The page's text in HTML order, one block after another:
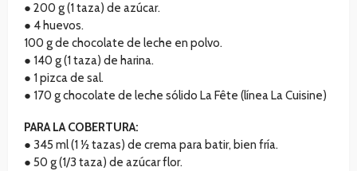
● 200 g (1 taza) de azúcar.
● 4 huevos.
100 g de chocolate de leche en polvo.
● 140 g (1 taza) de harina.
● 1 pizca de sal.
● 170 g chocolate de leche sólido La Fête (línea La Cuisine)
PARA LA COBERTURA:
● 345 ml (1 ½ tazas) de crema para batir, bien fría.
● 50 g (1/3 taza) de azúcar flor.